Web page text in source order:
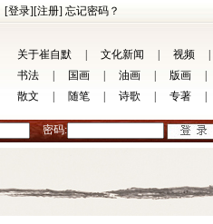
[登录][注册] 忘记密码？
关于崔自默 文化新闻 视频
书法
国画 油画 版画
散文
随笔 诗歌 专著
密码: